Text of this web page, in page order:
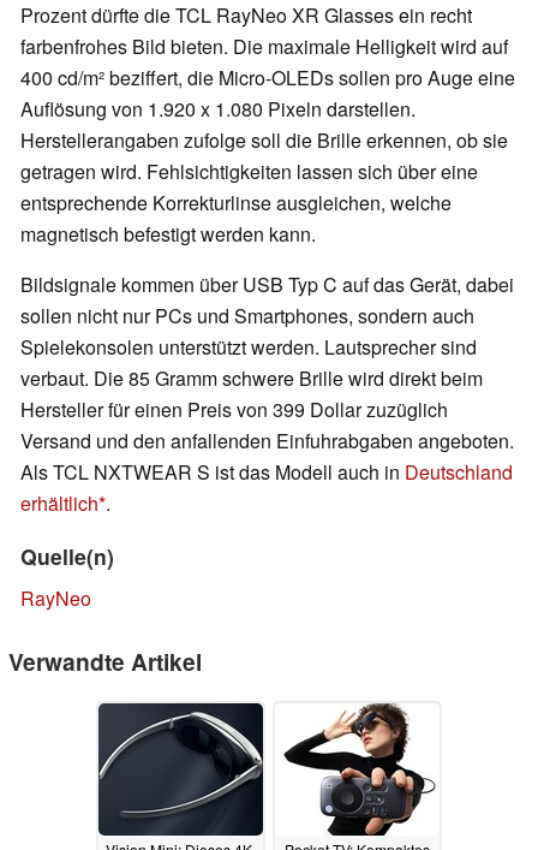
Prozent dürfte die TCL RayNeo XR Glasses ein recht
farbenfrohes Bild bieten. Die maximale Helligkeit wird auf
400 cd/m² beziffert, die Micro-OLEDs sollen pro Auge eine
Auflösung von 1.920 x 1.080 Pixeln darstellen.
Herstellerangaben zufolge soll die Brille erkennen, ob sie
getragen wird. Fehlsichtigkeiten lassen sich über eine
entsprechende Korrekturlinse ausgleichen, welche
magnetisch befestigt werden kann.
Bildsignale kommen über USB Typ C auf das Gerät, dabei
sollen nicht nur PCs und Smartphones, sondern auch
Spielekonsolen unterstützt werden. Lautsprecher sind
verbaut. Die 85 Gramm schwere Brille wird direkt beim
Hersteller für einen Preis von 399 Dollar zuzüglich
Versand und den anfallenden Einfuhrabgaben angeboten.
Als TCL NXTWEAR S ist das Modell auch in Deutschland
erhältlich .
Quelle(n)
RayNeo
Verwandte Artikel